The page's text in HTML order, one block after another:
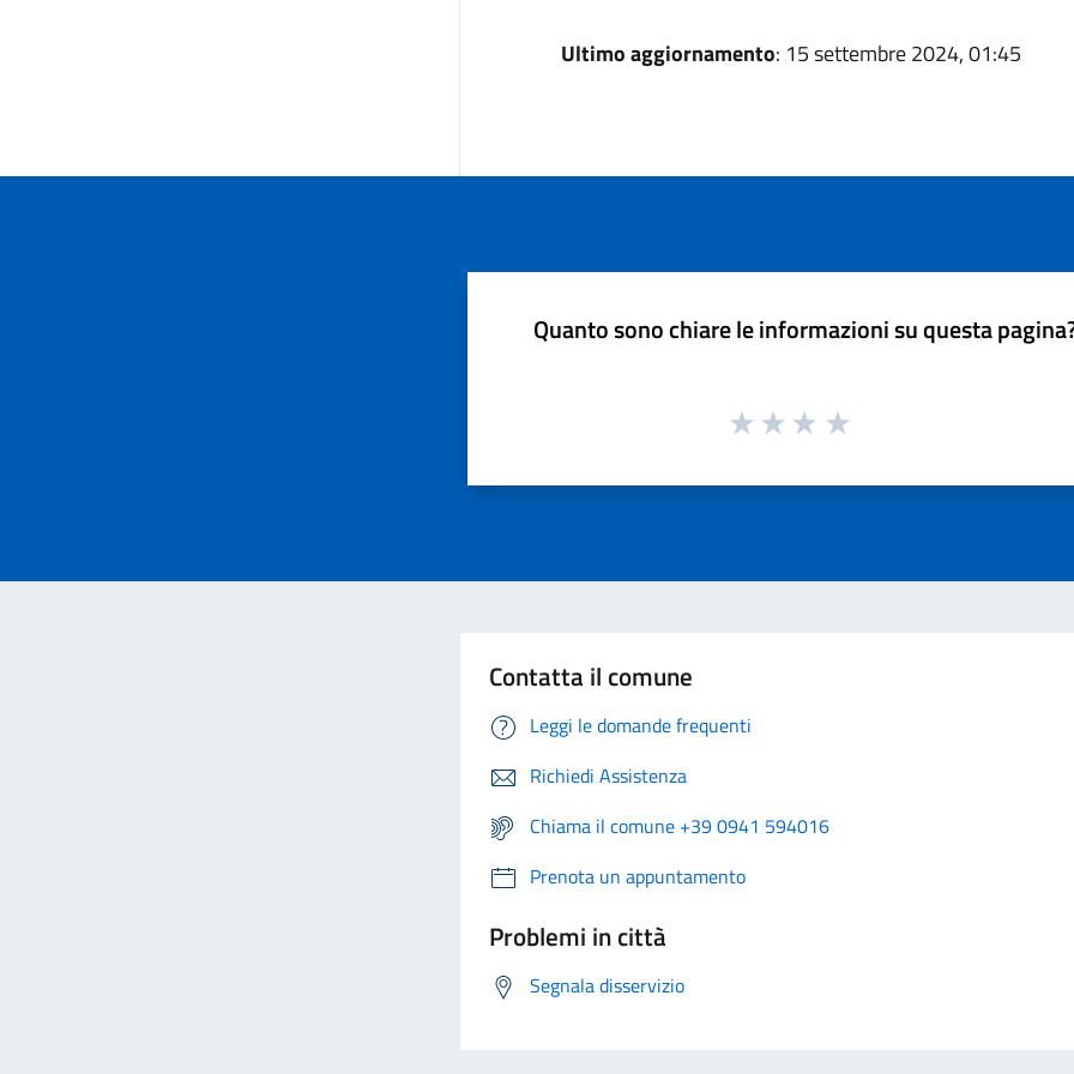
Ultimo aggiornamento: 15 settembre 2024, 01:45
Quanto sono chiare le informazioni su questa
Contatta il comune
Leggi le domande frequenti
Richiedi Assistenza
Chiama il comune +39 0941 594016
Prenota un appuntamento
Problemi in città
Segnala disservizio